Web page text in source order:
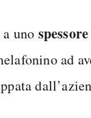
uno
ad